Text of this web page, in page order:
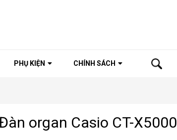
PHỤ KIỆN CHÍNH SÁCH
organ Casio CT-X5000